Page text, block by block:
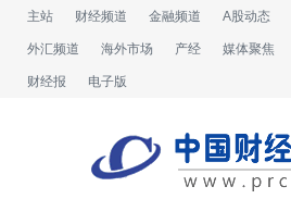
主站 财经频道 金融频道 A股动态
外汇频道 海外市场 产经 媒体聚焦
财经报 电子版